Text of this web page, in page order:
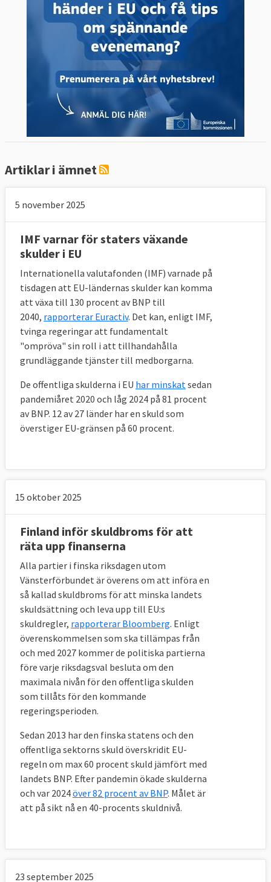
Artiklar i ämnet
5 november 2025
IMF varnar för staters växande
skulder i EU
Internationella valutafonden (IMF) varnade på
tisdagen att EU-ländernas skulder kan komma
att växa till 130 procent av BNP till
2040, rapporterar Euractiv. Det kan, enligt IMF,
tvinga regeringar att fundamentalt
"ompröva" sin roll i att tillhandahålla
grundläggande tjänster till medborgarna.
De offentliga skulderna i EU har minskat sedan
pandemiåret 2020 och låg 2024 på 81 procent
av BNP. 12 av 27 länder har en skuld som
överstiger EU-gränsen på 60 procent.
15 oktober 2025
Finland inför skuldbroms för att
räta upp finanserna
Alla partier i finska riksdagen utom
Vänsterförbundet är överens om att införa en
så kallad skuldbroms för att minska landets
skuldsättning och leva upp till EU:s
skuldregler, rapporterar Bloomberg. Enligt
överenskommelsen som ska tillämpas från
och med 2027 kommer de politiska partierna
före varje riksdagsval besluta om den
maximala nivån för den offentliga skulden
som tillåts för den kommande
regeringsperioden.
Sedan 2013 har den finska statens och den
offentliga sektorns skuld överskridit EU-
regeln om max 60 procent skuld jämfört med
landets BNP. Efter pandemin ökade skulderna
och var 2024över 82 procent av BNP. Målet är
att på sikt nå en 40-procents skuldnivå.
23 september 2025